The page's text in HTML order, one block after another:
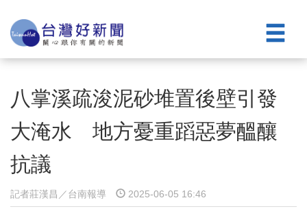
八掌溪疏浚泥砂堆置後壁引發
大淹水 地方憂重蹈惡夢醞釀
抗議
記者莊漢昌／台南報導 2025-06-05 16:46